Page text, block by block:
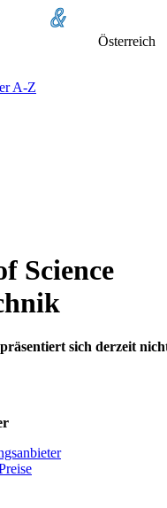
Österreich
A-Z
Science
sich derzeit